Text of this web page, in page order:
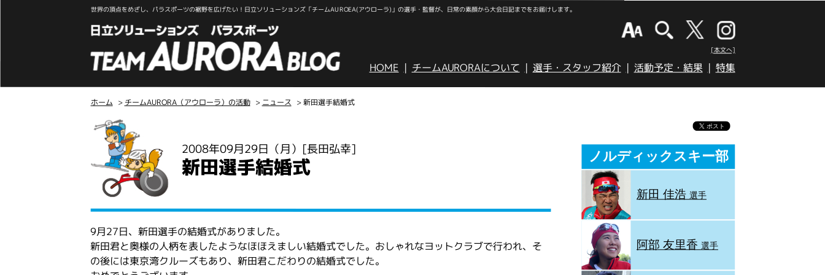
世界の頂点をめざし、パラスポーツの裾野を広げたい！日立ソリューションズ「チームAUROEA(アウローラ)」の選手・監督が、日常の素顔から大会日記までをお届けします。
[本文へ]
HOME チームAURORAについて 選手・スタッフ紹介 活動予定・結果 特集
ホーム > チームAURORA（アウローラ）の活動 > ニュース > 新田選手結婚式
2008年09月29日（月） [長田弘幸]
新田選手結婚式
9月27日、新田選手の結婚式がありました。
新田君と奥様の人柄を表したようなほほえましい結婚式でした。おしゃれなヨットクラブで行われ、そ
の後には東京湾クルーズもあり、新田君こだわりの結婚式でした。
ノルディックスキー部
新田 佳浩 選手
阿部 友里香 選手